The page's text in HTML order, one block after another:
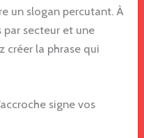
un slogan percutant. À
par secteur et une
créer la phrase qui
signe vos